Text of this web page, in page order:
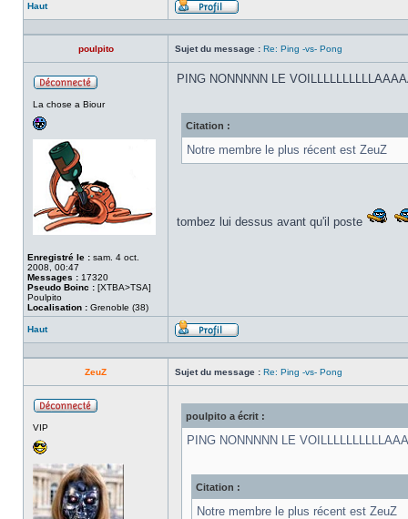
Haut
Profil
poulpito Sujet du message : Re: Ping -vs- Pong
ligne
La chose a Biour
Enregistré le : sam. 4 oct.
2008, 00:47
Messages : 17320
Pseudo Boinc : [XTBA>TSA]
Poulpito
Localisation : Grenoble (38)
PING NONNNNN LE
Citation :
Notre membre le plus récent est ZeuZ
tombez lui dessus avant qu'il poste
Haut
Profil
ZeuZ Sujet du message : Re: Ping -vs- Pong
VIP
poulpito a écrit :
PING NONNNNN LE
Citation :
Notre membre le plus récent est ZeuZ